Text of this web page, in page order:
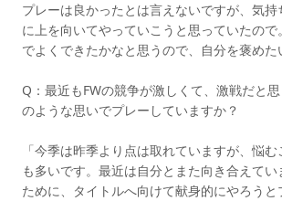
プレーは良かったとは言えないですが、気持
に上を向いてやっていこうと思っていたの
でよくできたかなと思うので、自分を褒めた
Q：最近もFWの競争が激しくて、激戦だと
のような思いでプレーしていますか？
「今季は昨季より点は取れていますが、悩
も多いです。最近は自分とまた向き合えて
ために、タイトルへ向けて献身的にやろうと